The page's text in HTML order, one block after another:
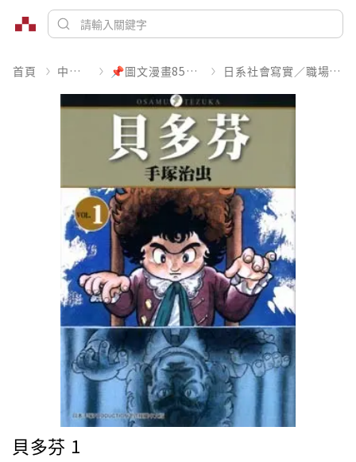
首頁 中文書 📌圖文漫畫85折起 日系社會寫實／職場職人
貝多芬 1